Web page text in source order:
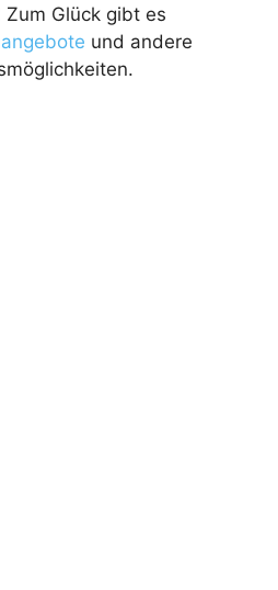
Zum Glück gibt es
und andere